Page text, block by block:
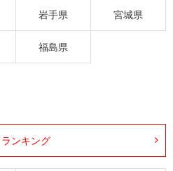
岩手県 宮城県
福島県
ランキング